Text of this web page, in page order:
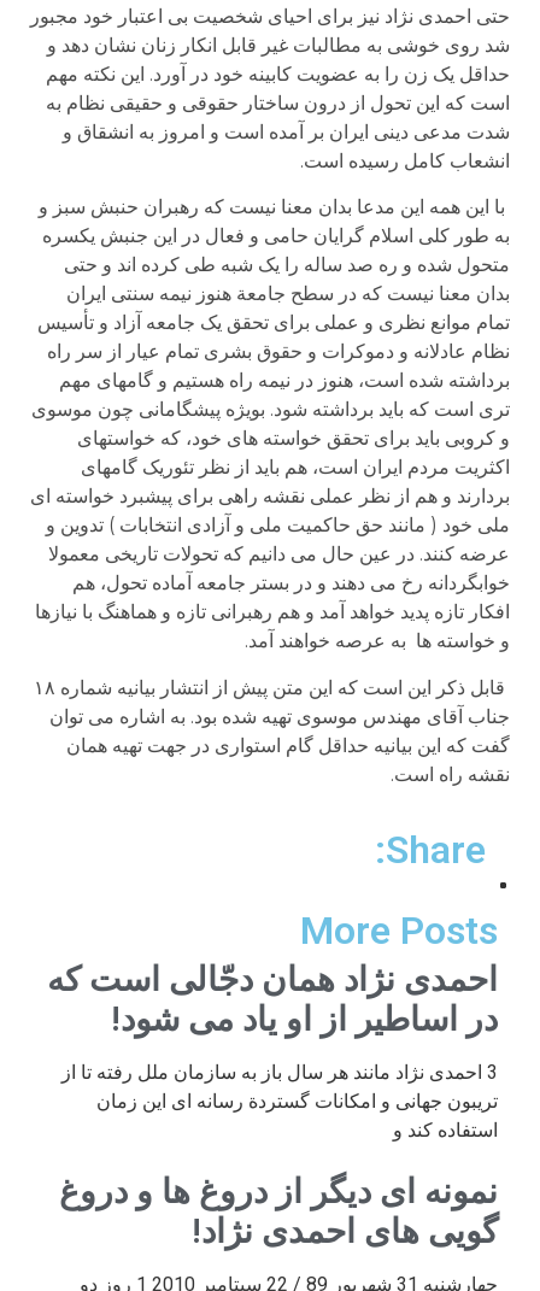
حتی احمدی نژاد نیز برای احیای شخصیت بی اعتبار خود مجبور
شد روی خوشی به مطالبات غیر قابل انکار زنان نشان دهد و
حداقل یک زن را به عضویت کابینه خود در آورد. این نکته مهم
است که این تحول از درون ساختار حقوقی و حقیقی نظام به
شدت مدعی دینی ایران بر آمده است و امروز به انشقاق و
انشعاب کامل رسیده است.
با این همه این مدعا بدان معنا نیست که رهبران حنبش سبز و
به طور کلی اسلام گرایان حامی و فعال در این جنبش یکسره
متحول شده و ره صد ساله را یک شبه طی کرده اند و حتی
بدان معنا نیست که در سطح جامعة هنوز نیمه سنتی ایران
تمام موانع نظری و عملی برای تحقق یک جامعه آزاد و تأسیس
نظام عادلانه و دموکرات و حقوق بشری تمام عیار از سر راه
برداشته شده است، هنوز در نیمه راه هستیم و گامهای مهم
تری است که باید برداشته شود. بویژه پیشگامانی چون موسوی
و کروبی باید برای تحقق خواسته های خود، که خواستهای
اکثریت مردم ایران است، هم باید از نظر تئوریک گامهای
بردارند و هم از نظر عملی نقشه راهی برای پیشبرد خواسته ای
ملی خود ( مانند حق حاکمیت ملی و آزادی انتخابات ) تدوین و
عرضه کنند. در عین حال می دانیم که تحولات تاریخی معمولا
خوابگردانه رخ می دهند و در بستر جامعه آماده تحول، هم
افکار تازه پدید خواهد آمد و هم رهبرانی تازه و هماهنگ با نیازها
و خواسته ها به عرصه خواهند آمد.
قابل ذکر این است که این متن پیش از انتشار بیانیه شماره ۱۸
جناب آقای مهندس موسوی تهیه شده بود. به اشاره می توان
گفت که این بیانیه حداقل گام استواری در جهت تهیه همان
نقشه راه است.
Share:
More Posts
احمدی نژاد همان دجّالی است که
در اساطیر از او یاد می شود!
3 احمدی نژاد مانند هر سال باز به سازمان ملل رفته تا از
تریبون جهانی و امکانات گستردة رسانه ای این زمان
استفاده کند و
نمونه ای دیگر از دروغ ها و دروغ
گویی های احمدی نژاد!
چهارشنبه 31 شهریور 89 / 22 سپتامبر 2010 1 روز دو